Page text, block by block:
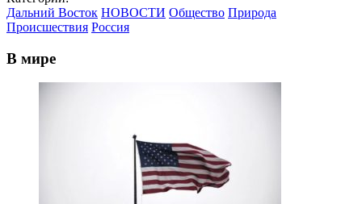
Дальний Восток НОВОСТИ Общество Природа
Происшествия Россия
В мире